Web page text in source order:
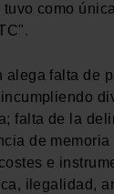
como
alega falta de
falta de la
de
e
ilegalidad,